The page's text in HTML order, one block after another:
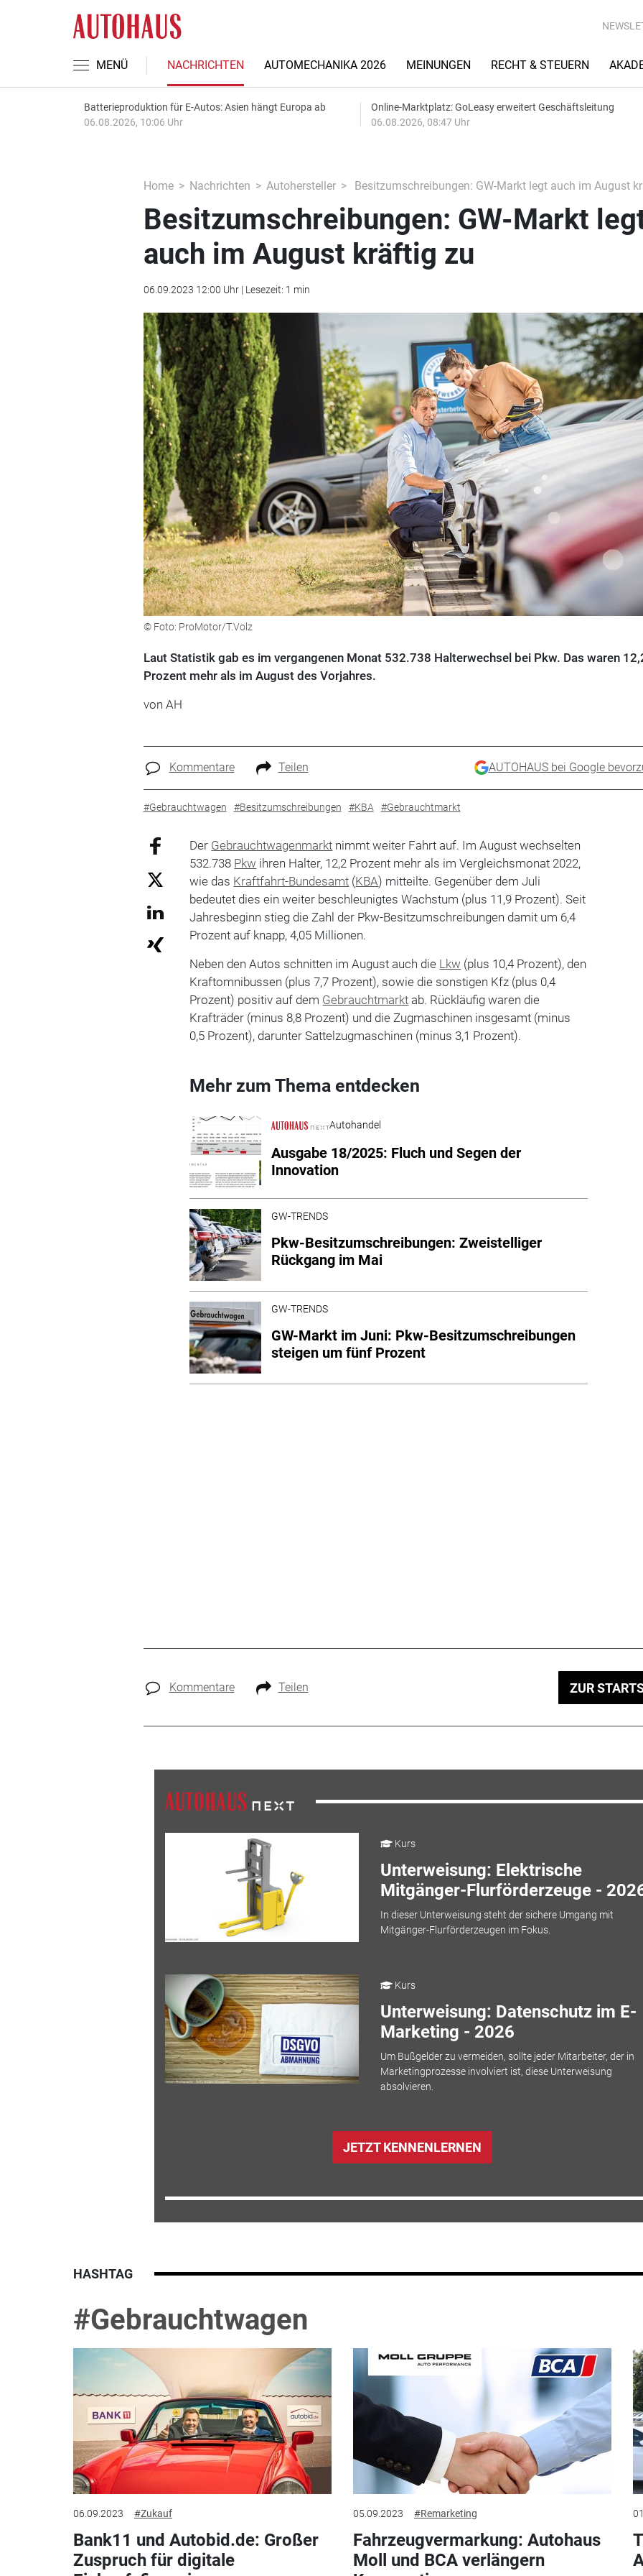
MENÜ NACHRICHTEN AUTOMECHANIKA 2026 MEINUNGEN RECHT & STEUERN
Batterieproduktion für E-Autos: Asien hängt Europa ab
06.08.2026, 10:06 Uhr
Online-Marktplatz: GoLeasy erweitert Geschäftsleitung
06.08.2026, 08:47 Uhr
Home Nachrichten Autohersteller Besitzumschreibungen: GW-Markt legt auch im August
Besitzumschreibungen: GW-Markt
auch im August kräftig zu
06.09.2023 12:00 Uhr | Lesezeit: 1 min
© Foto: ProMotor/T.Volz
Laut Statistik gab es im vergangenen Monat 532.738 Halterwechsel bei Pkw. Das waren
Prozent mehr als im August des Vorjahres.
von AH
Kommentare Teilen AUTOHAUS bei Google
#Gebrauchtwagen #Besitzumschreibungen #KBA #Gebrauchtmarkt
Der Gebrauchtwagenmarkt nimmt weiter Fahrt auf. Im August wechselten
532.738 Pkw ihren Halter, 12,2 Prozent mehr als im Vergleichsmonat 2022,
wie das Kraftfahrt-Bundesamt (KBA) mitteilte. Gegenüber dem Juli
bedeutet dies ein weiter beschleunigtes Wachstum (plus 11,9 Prozent). Seit
Jahresbeginn stieg die Zahl der Pkw-Besitzumschreibungen damit um 6,4
Prozent auf knapp, 4,05 Millionen.
Neben den Autos schnitten im August auch die Lkw (plus 10,4 Prozent), den
Kraftomnibussen (plus 7,7 Prozent), sowie die sonstigen Kfz (plus 0,4
Prozent) positiv auf dem Gebrauchtmarkt ab. Rückläufig waren die
Krafträder (minus 8,8 Prozent) und die Zugmaschinen insgesamt (minus
0,5 Prozent), darunter Sattelzugmaschinen (minus 3,1 Prozent).
Mehr zum Thema entdecken
Autohandel
Ausgabe 18/2025: Fluch und Segen der
Innovation
GW-TRENDS
Pkw-Besitzumschreibungen: Zweistelliger
Rückgang im Mai
GW-TRENDS
GW-Markt im Juni: Pkw-Besitzumschreibungen
steigen um fünf Prozent
Kommentare Teilen ZUR
Kurs
Unterweisung: Elektrische
Mitgänger-Flurförderzeuge -
In dieser Unterweisung steht der sichere Umgang mit
Mitgänger-Flurförderzeugen im Fokus.
Kurs
Unterweisung: Datenschutz im E-
Marketing - 2026
Um Bußgelder zu vermeiden, sollte jeder Mitarbeiter, der in
Marketingprozesse involviert ist, diese Unterweisung
absolvieren.
JETZT KENNENLERNEN
HASHTAG
#Gebrauchtwagen
06.09.2023 #Zukauf
Bank11 und Autobid.de: Großer
Zuspruch für digitale
05.09.2023 #Remarketing
Fahrzeugvermarkung: Autohaus
Moll und BCA verlängern